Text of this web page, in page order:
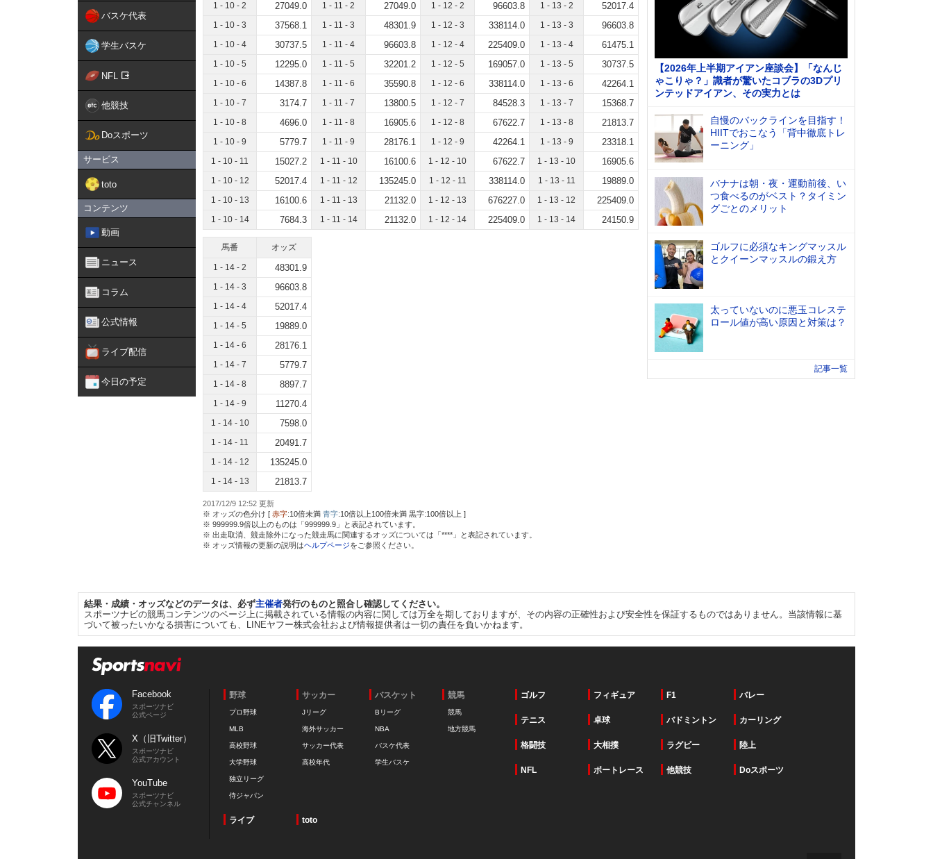
バスケ代表
学生バスケ
NFL
他競技
Doスポーツ
サービス
toto
コンテンツ
動画
ニュース
コラム
公式情報
ライブ配信
今日の予定
1 - 10 - 2 27049.0
1 - 10 - 3 37568.1
1 - 10 - 4 30737.5
1 - 10 - 5 12295.0
1 - 10 - 6 14387.8
1 - 10 - 7 3174.7
1 - 10 - 8 4696.0
1 - 10 - 9 5779.7
1 - 10 - 11 15027.2
1 - 10 - 12 52017.4
1 - 10 - 13 16100.6
1 - 10 - 14 7684.3
1 - 11 - 2 27049.0
1 - 11 - 3 48301.9
1 - 11 - 4 96603.8
1 - 11 - 5 32201.2
1 - 11 - 6 35590.8
1 - 11 - 7 13800.5
1 - 11 - 8 16905.6
1 - 11 - 9 28176.1
1 - 11 - 10 16100.6
1 - 11 - 12 135245.0
1 - 11 - 13 21132.0
1 - 11 - 14 21132.0
1 - 12 - 2 96603.8
1 - 12 - 3 338114.0
1 - 12 - 4 225409.0
1 - 12 - 5 169057.0
1 - 12 - 6 338114.0
1 - 12 - 7 84528.3
1 - 12 - 8 67622.7
1 - 12 - 9 42264.1
1 - 12 - 10 67622.7
1 - 12 - 11 338114.0
1 - 12 - 13 676227.0
1 - 12 - 14 225409.0
1 - 13 - 2 52017.4
1 - 13 - 3 96603.8
1 - 13 - 4 61475.1
1 - 13 - 5 30737.5
1 - 13 - 6 42264.1
1 - 13 - 7 15368.7
1 - 13 - 8 21813.7
1 - 13 - 9 23318.1
1 - 13 - 10 16905.6
1 - 13 - 11 19889.0
1 - 13 - 12 225409.0
1 - 13 - 14 24150.9
馬番 オッズ
1 - 14 - 2 48301.9
1 - 14 - 3 96603.8
1 - 14 - 4 52017.4
1 - 14 - 5 19889.0
1 - 14 - 6 28176.1
1 - 14 - 7 5779.7
1 - 14 - 8 8897.7
1 - 14 - 9 11270.4
1 - 14 - 10 7598.0
1 - 14 - 11 20491.7
1 - 14 - 12 135245.0
1 - 14 - 13 21813.7
2017/12/9 12:52 更新
※ オッズの色分け [ 赤字:10倍未満 青字:10倍以上100倍未満 黒字:100倍以上 ]
※ 999999.9倍以上のものは「999999.9」と表記されています。
※ 出走取消、競走除外になった競走馬に関連するオッズについては「****」と表記されています。
※ オッズ情報の更新の説明はヘルプページをご参照ください。
【2026年上半期アイアン座談会】「なんじ
ゃこりゃ？」識者が驚いたコブラの3Dプリ
ンテッドアイアン、その実力とは
自慢のバックラインを目指す！
HIITでおこなう「背中徹底トレ
ーニング」
バナナは朝・夜・運動前後、い
つ食べるのがベスト？タイミン
グごとのメリット
ゴルフに必須なキングマッスル
とクイーンマッスルの鍛え方
太っていないのに悪玉コレステ
ロール値が高い原因と対策は？
記事一覧
結果・成績・オッズなどのデータは、必ず主催者発行のものと照合し確認してください。
スポーツナビの競馬コンテンツのページ上に掲載されている情報の内容に関しては万全を期しておりますが、その内容の正確性および安全性を保証するものではありません。当該情報に基
づいて被ったいかなる損害についても、LINEヤフー株式会社および情報提供者は一切の責任を負いかねます。
Facebook
スポーツナビ
公式ページ
X（旧Twitter）
スポーツナビ
公式アカウント
YouTube
スポーツナビ
公式チャンネル
野球
プロ野球
MLB
高校野球
大学野球
独立リーグ
侍ジャパン
サッカー
Jリーグ
海外サッカー
サッカー代表
高校年代
バスケット
Bリーグ
NBA
バスケ代表
学生バスケ
競馬
競馬
地方競馬
ゴルフ フィギュア F1 バレー
テニス 卓球 バドミントン カーリング
格闘技 大相撲 ラグビー 陸上
NFL ボートレース 他競技 Doスポーツ
ライブ toto